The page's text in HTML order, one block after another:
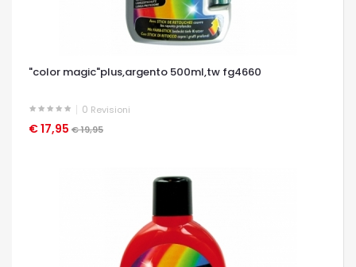
"color magic"plus,argento 500ml,tw fg4660
0 Revisioni
€ 17,95 € 19,95
OCCHIATA VELOCE